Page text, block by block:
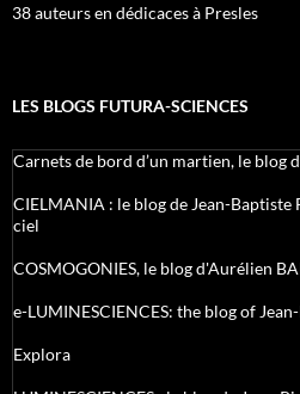
38 auteurs en dédicaces à Presles
LES BLOGS FUTURA-SCIENCES
Carnets de bord d’un martien, le blog
CIELMANIA : le blog de Jean-
ciel
COSMOGONIES, le blog d'Aurélien
e-LUMINESCIENCES: the blog of
Explora